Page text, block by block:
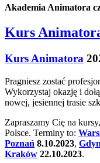
Akademia Animatora
Kurs
Kurs Animatora
Pragniesz zostać
Wykorzystaj okazję i
nowej, jesiennej trasie
Zapraszamy Cię na
Polsce. Terminy to:
Poznań 8.10.2023,
Kraków 22.10.2023.